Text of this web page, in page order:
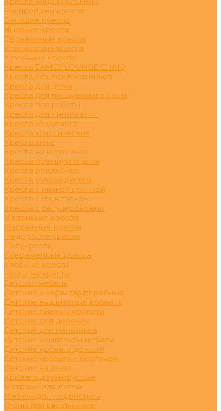
Распродажа кресел
Большие кресла
Высокие кресла
Деревянные кресла
Итальянские кресла
Каминные кресла
Кресла EAMES LOUNGE CHAIR
Кресла без подлокотников
Кресла для дома
Кресла для письменного стола
Кресла для работы
Кресла для чтения книг
Кресла из ротанга
Кресла классические
Кресла люкс
Кресла на колесиках
Кресла премиум класса
Кресла реклайнер
Кресла руководителя
Кресла с низкой спинкой
Кресла с подставками
Кресла с регулировками
Маленькие кресла
Массажные кресла
Недорогие кресла
Полукресла
Современные кресла
Удобные кресла
Чехлы на кресла
Детская мебель
Детские шкафы гардеробные
Детские выдвижные кровати
Детские диваны кровати
Детские для девочек
Детские для мальчиков
Детские комплекты мебели
Детские кровати домики
Детские кровати с бортиком
Детские на заказ
Кровати двухъярусные
Матрасы для детей
Мебель для подростков
Столы для школьников